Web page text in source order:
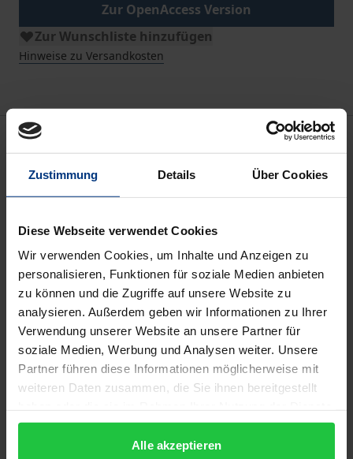
Zustimmung Details Über Cookies
Diese Webseite verwendet Cookies
Wir verwenden Cookies, um Inhalte und Anzeigen zu
personalisieren, Funktionen für soziale Medien anbieten
zu können und die Zugriffe auf unsere Website zu
analysieren. Außerdem geben wir Informationen zu Ihrer
Verwendung unserer Website an unsere Partner für
soziale Medien, Werbung und Analysen weiter. Unsere
Partner führen diese Informationen möglicherweise mit
weiteren Daten zusammen, die Sie ihnen bereitgestellt
gesammelt haben.
Alle akzeptieren
Zur OpenAccess Version
Zur Wunschliste hinzufügen
Hinweise zu Versandkosten
Beschreibung
Das Kernanliegen Eugen Finks (1905-1975) gilt dem
zunächst die Ansätze von Husserl und Heidegger
richtungsweisend sind, legt Fink bereits in seiner bei
Husserl angefertigten Dissertation den Grund zu
seiner eigenständigen philosophischen Position.
Sein späteres „kosmologisches“ Denken erschließt
dem Weltbegriff durch Rückgriff auf die
philosophische Tradition neue Dimensionen und
konkretisiert ihn zugleich im Rahmen einer
und einer Philosophie des Pädagogischen. Mit
dieser Verschränkung von Mensch und Kosmos